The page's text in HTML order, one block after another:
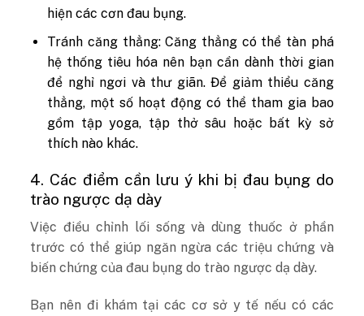
hiện các cơn đau bụng.
Tránh căng thẳng: Căng thẳng có thể tàn phá
hệ thống tiêu hóa nên bạn cần dành thời gian
để nghỉ ngơi và thư giãn. Để giảm thiểu căng
thẳng, một số hoạt động có thể tham gia bao
gồm tập yoga, tập thở sâu hoặc bất kỳ sở
thích nào khác.
4. Các điểm cần lưu ý khi bị đau bụng do
trào ngược dạ dày
Việc điều chỉnh lối sống và dùng thuốc ở phần
trước có thể giúp ngăn ngừa các triệu chứng và
biến chứng của đau bụng do trào ngược dạ dày.
Bạn nên đi khám tại các cơ sở y tế nếu có các